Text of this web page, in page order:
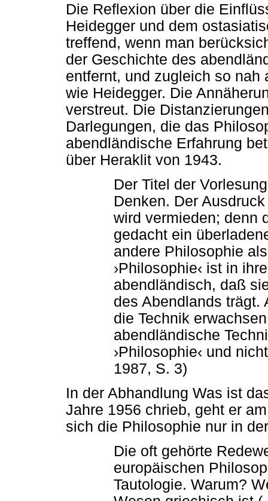
Die Reflexion über die
Heidegger und dem
treffend, wenn man
der Geschichte des
entfernt, und zugleich so nah
wie Heidegger. Die
verstreut. Die
Darlegungen, die das
abendländische Erfahrung
über Heraklit von 1943.
Der Titel der
Denken. Der
wird vermieden; denn
gedacht ein
andere Philosophie
›Philosophie‹ ist in
abendländisch, daß
des Abendlands trägt.
die Technik
abendländische
›Philosophie‹ und
1987, S. 3)
In der Abhandlung Was ist
Jahre 1956 chrieb, geht er
sich die Philosophie nur in
Die oft gehörte
europäischen
Tautologie. Warum?